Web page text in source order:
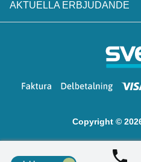
AKTUELLA ERBJUDANDE
Copyright ©